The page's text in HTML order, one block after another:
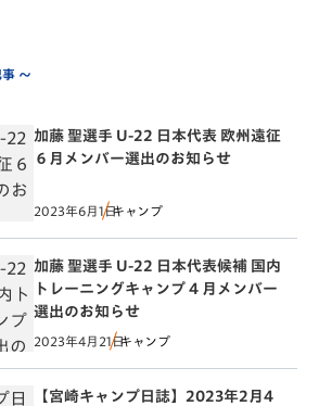
～
加藤 聖選手 U-22 日本代表 欧州遠征
６月メンバー選出のお知らせ
2023年6月1日キャンプ
加藤 聖選手 U-22 日本代表候補 国内
トレーニングキャンプ 4 月メンバー
選出のお知らせ
2023年4月21日キャンプ
【宮崎キャンプ日誌】2023年2月4